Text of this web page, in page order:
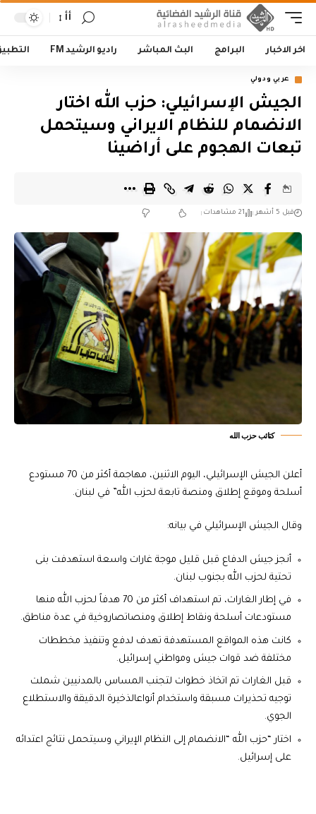
أأ
اخر الاخبار البرامج البث المباشر راديو الرشيد FM
عربي ودولي
الجيش الإسرائيلي: حزب الله اختار
الانضمام للنظام الايراني وسيتحمل
تبعات الهجوم على أراضينا
قبل 5 أشهر 21 مشاهدات
كتائب حزب الله
أعلن الجيش الإسرائيلي، اليوم الاثنين، مهاجمة أكثر من 70 مستودع
أسلحة وموقع إطلاق ومنصة تابعة لحزب الله” في لبنان.
وقال الجيش الإسرائيلي في بيانه:
أنجز جيش الدفاع قبل قليل موجة غارات واسعة استهدفت بنى
تحتية لحزب الله بجنوب لبنان.
في إطار الغارات، تم استهداف أكثر من 70 هدفاً لحزب الله منها
مستودعات أسلحة ونقاط إطلاق ومنصاتصاروخية في عدة مناطق.
كانت هذه المواقع المستهدفة تهدف لدفع وتنفيذ مخططات
مختلفة ضد قوات جيش ومواطني إسرائيل.
قبل الغارات تم اتخاذ خطوات لتجنب المساس بالمدنيين شملت
توجيه تحذيرات مسبقة واستخدام أنواعالذخيرة الدقيقة والاستطلاع
الجوي.
اختار “حزب الله “الانضمام إلى النظام الإيراني وسيتحمل نتائج اعتدائه
على إسرائيل.